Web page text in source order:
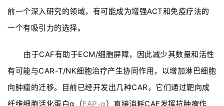
前一个深入研究的领域，有可能成为增强ACT和免疫疗法的
一个有吸引力的选择。
由于CAF有助于ECM/细胞屏障，因此减少其数量和活性
有可能与CAR-T/NK细胞治疗产生协同作用，以增加淋巴细胞
向肿瘤的迁移。目前已经开发出几种CAR，它们通过靶向成
纤维细胞活化蛋白α（FAP-α）直接消耗CAF发挥抗肿瘤作